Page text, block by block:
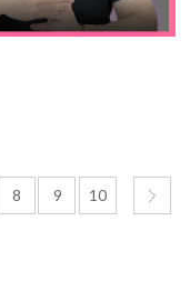
8 9 10